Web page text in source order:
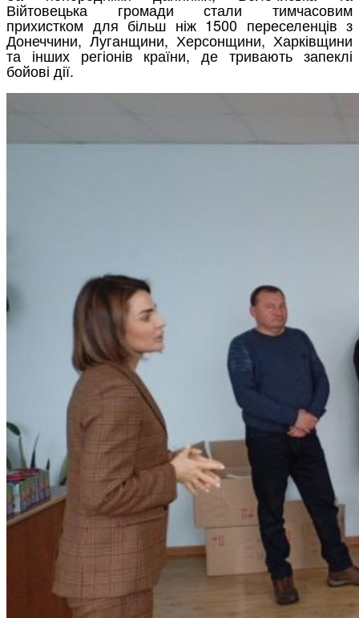
Війтовецька громади стали тимчасовим
прихистком для більш ніж 1500 переселенців з
Донеччини, Луганщини, Херсонщини, Харківщини
та інших регіонів країни, де тривають запеклі
бойові дії.